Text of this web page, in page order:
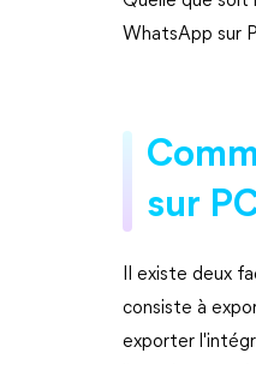
WhatsApp sur
sur
Il existe deux
consiste à
exporter